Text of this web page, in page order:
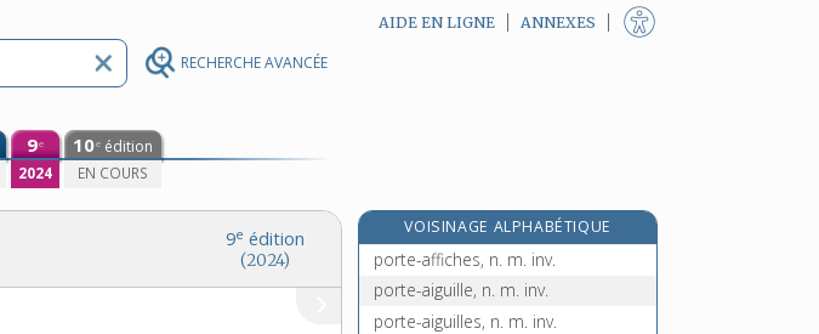
RECHERCHE AVANCÉE
AIDE EN LIGNE ANNEXES
9e
2024
10e édition
EN COURS
9e édition
(2024)
VOISINAGE ALPHABÉTIQUE
porte à faux, n. m. inv.
porte-affiches, n. m. inv.
porte-aiguille, n. m. inv.
porte-aiguilles, n. m. inv.